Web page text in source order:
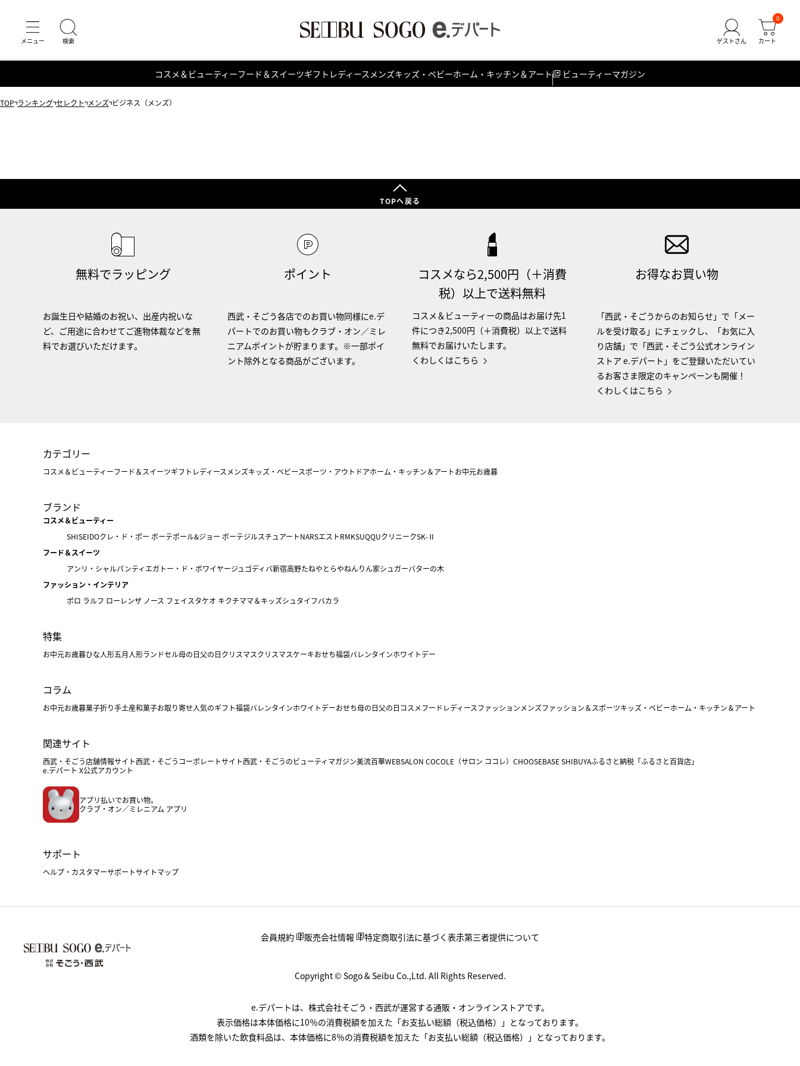
0
コスメ＆ビューティーフード＆スイーツギフト レディース メンズキッズ・ベビーホーム・キッチン＆アート ビューティーマガジン
TOP ランキング セレクト メンズ ビジネス（メンズ）
TOPへ戻る
無料でラッピング
お誕生日や結婚のお祝い、出産内祝いな
ど、ご用途に合わせてご進物体裁などを無
料でお選びいただけます。
ポイント
西武・そごう各店でのお買い物同様にe.デ
パートでのお買い物もクラブ・オン／ミレ
ニアムポイントが貯まります。※一部ポイ
ント除外となる商品がございます。
コスメなら2,500円（＋消費
税）以上で送料無料
コスメ＆ビューティーの商品はお届け先1
件につき2,500円（＋消費税）以上で送料
無料でお届けいたします。
くわしくはこちら
お得なお買い物
「西武・そごうからのお知らせ」で「メー
ルを受け取る」にチェックし、「お気に入
り店舗」で「西武・そごう公式オンライン
ストア e.デパート」をご登録いただいてい
るお客さま限定のキャンペーンも開催！
くわしくはこちら
カテゴリー
コスメ＆ビューティーフード＆スイーツギフト レディース メンズキッズ・ベビースポーツ・アウトドアホーム・キッチン＆アートお中元お歳暮
ブランド
コスメ＆ビューティー
SHISEIDOクレ・ド・ポー ボーテポール&ジョー ボーテジルスチュアートNARSエストRMKSUQQUクリニークSK-Ⅱ
フード＆スイーツ
アンリ・シャルパンティエガトー・ド・ボワイヤージュ ゴディバ新宿高野たねやとらやねんりん家シュガーバターの木
ファッション・インテリア
ポロ ラルフ ローレンザ ノース フェイスタケオ キクチママ＆キッズシュタイフバカラ
特集
お中元お歳暮ひな人形五月人形ランドセル母の日父の日クリスマスクリスマスケーキおせち福袋バレンタインホワイトデー
コラム
お中元お歳暮菓子折り手土産和菓子お取り寄せ人気のギフト福袋バレンタインホワイトデーおせち母の日父の日 コスメフードレディースファッションメンズファッション＆スポーツキッズ・ベビーホーム・キッチン＆アート
関連サイト
西武・そごう店舗情報サイト西武・そごうコーポレートサイト西武・そごうのビューティマガジン美流百華WEBSALON COCOLE（サロン ココレ） CHOOSEBASE SHIBUYAふるさと納税「ふるさと百貨店」
e.デパート X公式アカウント
アプリ払いでお買い物。
クラブ・オン／ミレニアム アプリ
サポート
ヘルプ・カスタマーサポートサイトマップ
会員規約 販売会社情報 特定商取引法に基づく表示第三者提供について
Copyright © Sogo & Seibu Co.,Ltd. All Rights Reserved.
e.デパートは、株式会社そごう・西武が運営する通販・オンラインストアです。
表示価格は本体価格に10％の消費税額を加えた「お支払い総額（税込価格）」となっております。
酒類を除いた飲食料品は、本体価格に8％の消費税額を加えた「お支払い総額（税込価格）」となっております。